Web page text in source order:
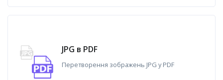
JPG в PDF
Перетворення зображень JPG у PDF